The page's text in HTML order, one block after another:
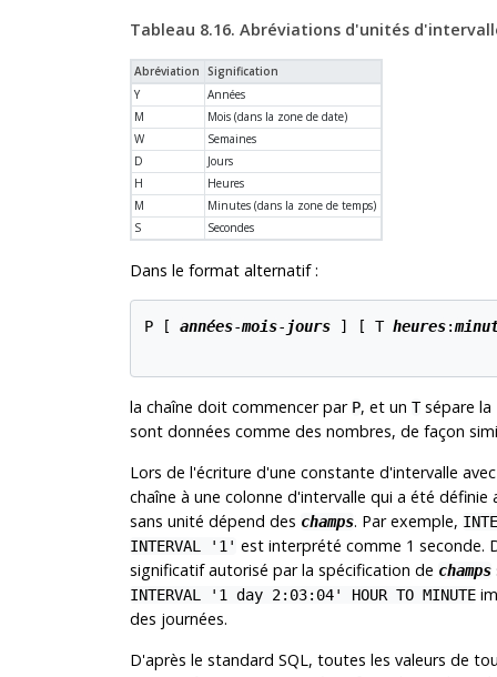
Tableau 8.16. Abréviations d'unités
Abréviation Signification
Y
Années
M
Mois (dans la zone de date)
W
Semaines
D
Jours
H
Heures
M
Minutes (dans la zone de temps)
S
Secondes
Dans le format alternatif :
P [ années-mois- jours ] [ T heures:
la chaîne doit commencer par P, et un Tsépare la
sont données comme des nombres, de façon
Lors de l'écriture d'une constante d'intervalle
chaîne à une colonne d'intervalle qui a été
sans unité dépend des champs. Par exemple,
INTERVAL '1' est interprété comme 1 seconde.
significatif autorisé par la spécification de champs
INTERVAL '1 day 2:03:04' HOUR TO MINUTE
des journées.
D'après le standard SQL, toutes les valeurs de